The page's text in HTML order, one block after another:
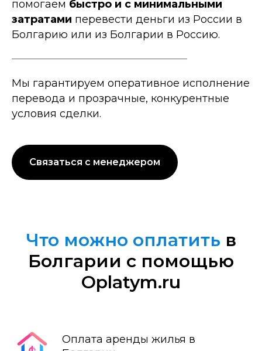
помогаем быстро и с минимальными
затратами перевести деньги из России в
Болгарию или из Болгарии в Россию.
Мы гарантируем оперативное исполнение
перевода и прозрачные, конкурентные
условия сделки.
Связаться с менеджером
Что можно оплатить в
Болгарии с помощью
Oplatym.ru
Оплата аренды жилья в